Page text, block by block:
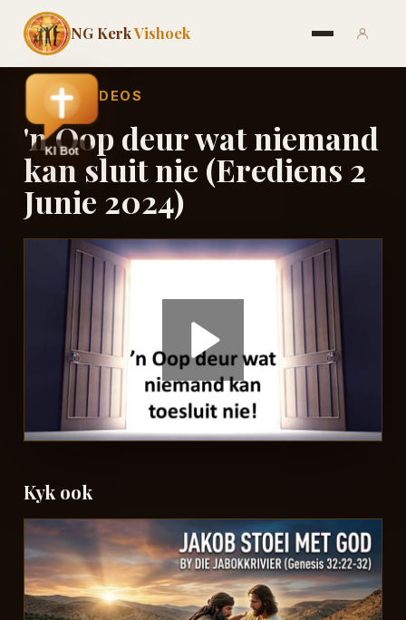
NG KerkVishoek
ALLE VIDEOS
'n Oop deur wat niemand
kan sluit nie (Erediens 2
Junie 2024)
Play
Video
Kyk ook